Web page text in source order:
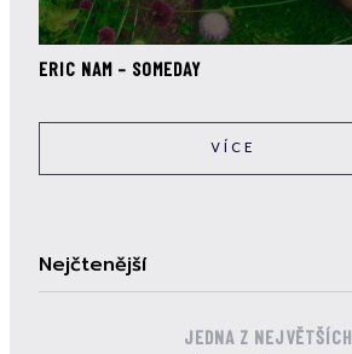
ERIC NAM – SOMEDAY
VÍCE
Nejčtenější
JEDNA Z NEJVĚTŠÍCH